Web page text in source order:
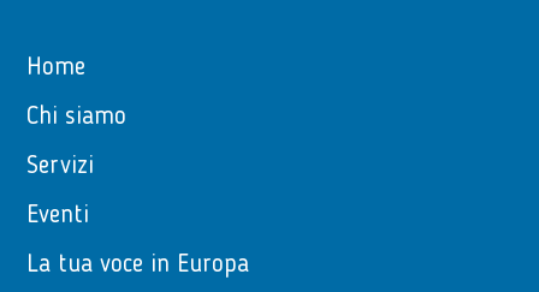
Home
Chi siamo
Servizi
Eventi
La tua voce in Europa